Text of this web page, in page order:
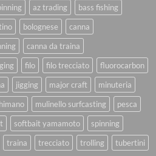
az trading
bass fishing
bolognese
canna
canna da traina
filo filo trecciato
fluorocarbon
jigging major craft
minuteria
mulinello surfcasting
pesca
softbait yamamoto
spinning
traina trecciato trolling tubertini